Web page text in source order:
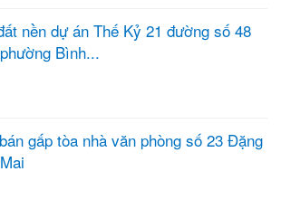
nền dự án Thế Kỷ 21 đường số 48
Bình...
gấp tòa nhà văn phòng số 23 Đặng